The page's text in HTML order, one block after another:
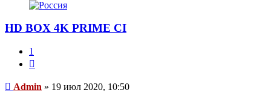
HD BOX 4K PRIME CI
1
Сообщение
Admin » 19 июл 2020, 10:50